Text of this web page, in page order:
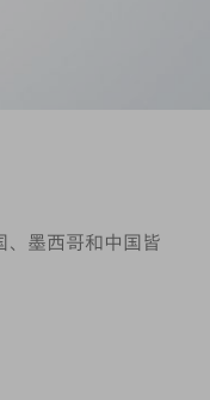
墨西哥和中国皆